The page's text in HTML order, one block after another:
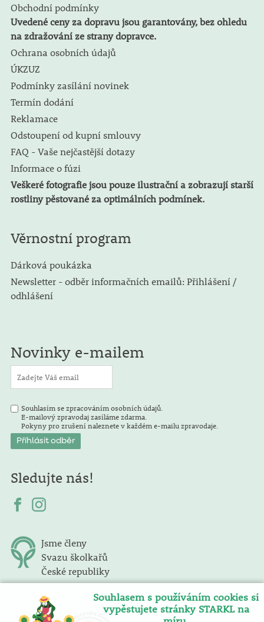
Obchodní podmínky
Uvedené ceny za dopravu jsou garantovány, bez ohledu
na zdražování ze strany dopravce.
Ochrana osobních údajů
ÚKZUZ
Podmínky zasílání novinek
Termín dodání
Reklamace
Odstoupení od kupní smlouvy
FAQ - Vaše nejčastější dotazy
Informace o fúzi
Veškeré fotografie jsou pouze ilustrační a zobrazují starší
rostliny pěstované za optimálních podmínek.
Věrnostní program
Dárková poukázka
Newsletter - odběr informačních emailů: Přihlášení /
odhlášení
Novinky e-mailem
Souhlasím se zpracováním osobních údajů.
E-mailový zpravodaj zasíláme zdarma.
Pokyny pro zrušení naleznete v každém e-mailu zpravodaje.
Sledujte nás!
Jsme členy
Svazu školkařů
České republiky
Souhlasem s používáním cookies si
vypěstujete stránky STARKL na